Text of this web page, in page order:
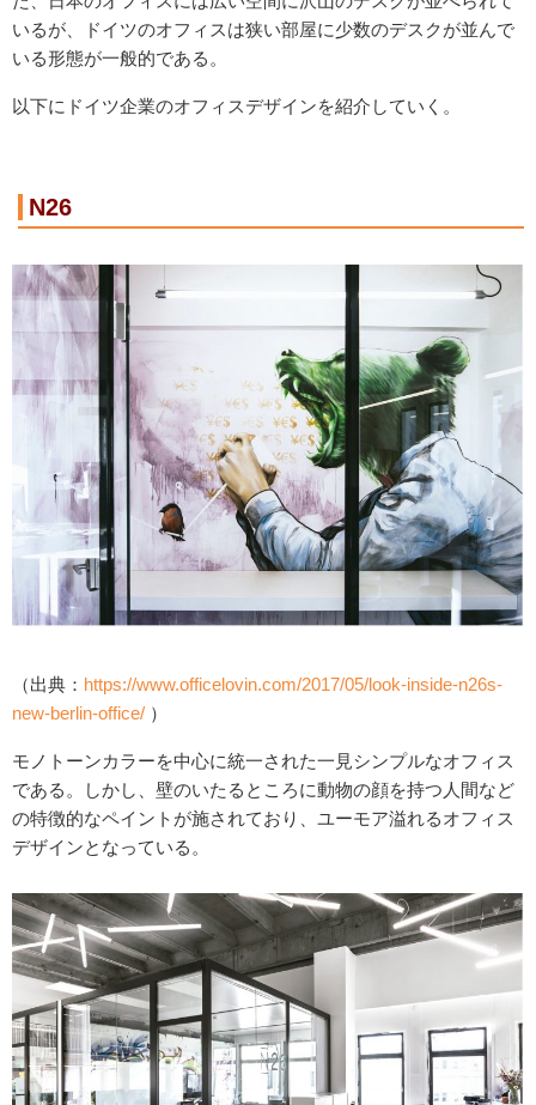
いるが、ドイツのオフィスは狭い部屋に少数のデスクが並んで
いる形態が一般的である。
以下にドイツ企業のオフィスデザインを紹介していく。
N26
（出典： https://www.officelovin.com/2017/05/look-inside-n26s-
new-berlin-office/ ）
モノトーンカラーを中心に統一された一見シンプルなオフィス
である。しかし、壁のいたるところに動物の顔を持つ人間など
の特徴的なペイントが施されており、ユーモア溢れるオフィス
デザインとなっている。